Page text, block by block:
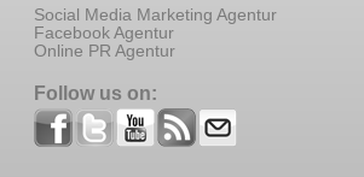
Social Media Marketing Agentur
Facebook Agentur
Online PR Agentur
Follow us on: